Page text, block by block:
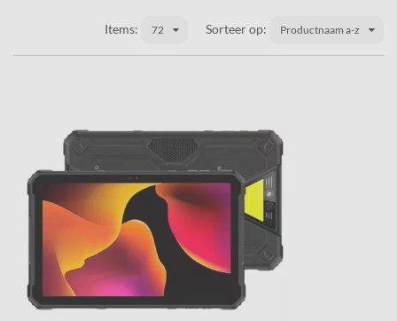
Sorteer op: Productnaam a-z
Items: 72